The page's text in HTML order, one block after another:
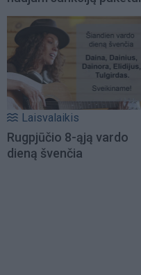
Laisvalaikis
Rugpjūčio 8-ąją vardo
dieną švenčia